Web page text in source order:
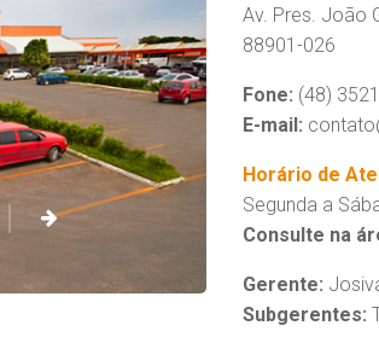
Av. Pres. João
88901-026
Fone: (48)
E-mail:
Horário de
Segunda a
Consulte na
Gerente:
Subgerentes: